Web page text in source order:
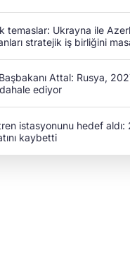
temaslar: Ukrayna ile
stratejik iş birliğini
Attal: Rusya,
ediyor
tren istasyonunu hedef
kaybetti